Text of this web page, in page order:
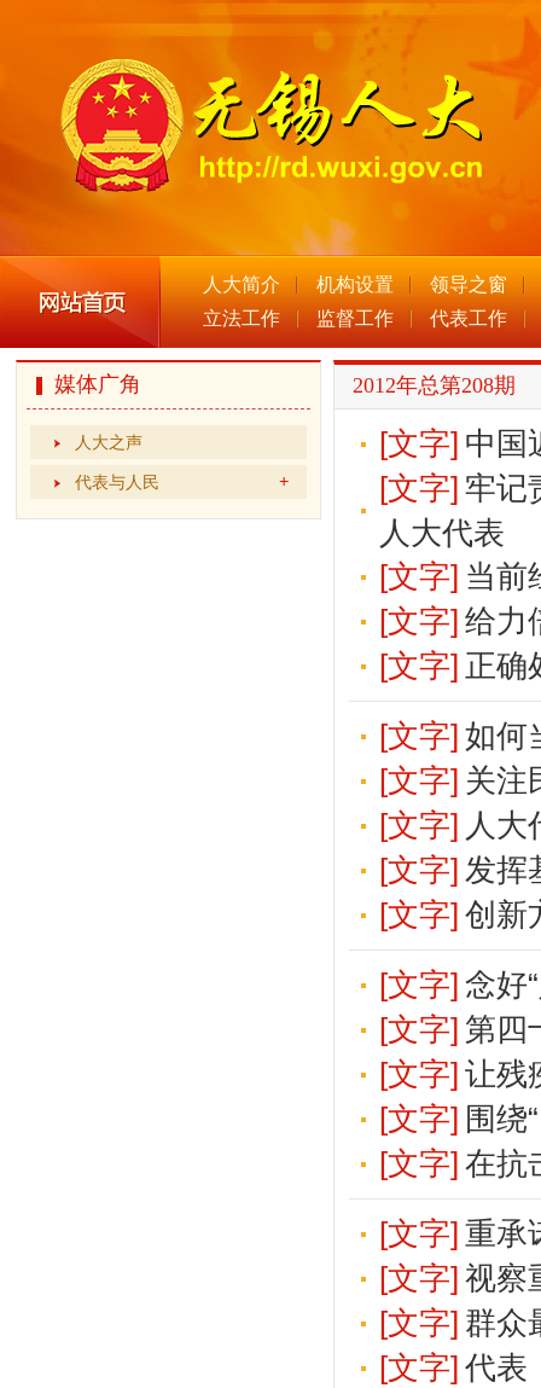
人大简介 机构设置
领导之窗
立法工作
监督工作 代表工作
媒体广角
人大之声
代表与人民
2012年总第208期
[文字] 中国
[文字] 牢记
人大代表
[文字] 当前
[文字] 给力
[文字] 正确
[文字] 如何
[文字] 关注
[文字] 人大
[文字] 发挥
[文字] 创新
[文字] 念好
[文字] 第四
[文字] 让残
[文字] 围绕
[文字] 在抗
[文字] 重承
[文字] 视察
[文字] 群众
[文字] 代表